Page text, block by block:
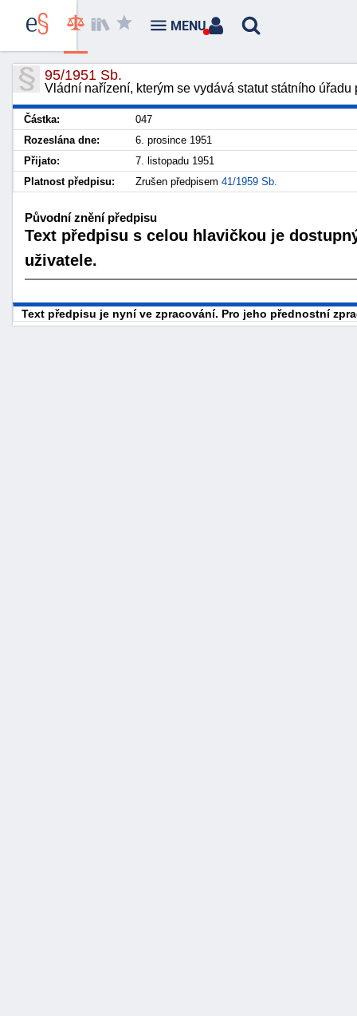
95/1951 Sb.
Vládní nařízení, kterým se vydává statut státního úřadu
Částka:
047
Rozeslána dne:
6. prosince 1951
Přijato:
7. listopadu 1951
Platnost předpisu:
Zrušen předpisem 41/1959 Sb.
Původní znění předpisu
Text předpisu s celou hlavičkou je
uživatele.
Text předpisu je nyní ve zpracování. Pro jeho přednostní
MENU